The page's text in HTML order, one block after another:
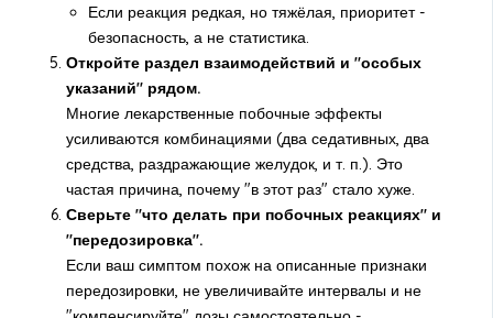
Если реакция редкая, но тяжёлая, приоритет -
безопасность, а не статистика.
Откройте раздел взаимодействий и "особых
указаний" рядом.
Многие лекарственные побочные эффекты
усиливаются комбинациями (два седативных, два
средства, раздражающие желудок, и т. п.). Это
частая причина, почему "в этот раз" стало хуже.
Сверьте "что делать при побочных реакциях" и
"передозировка".
Если ваш симптом похож на описанные признаки
передозировки, не увеличивайте интервалы и не